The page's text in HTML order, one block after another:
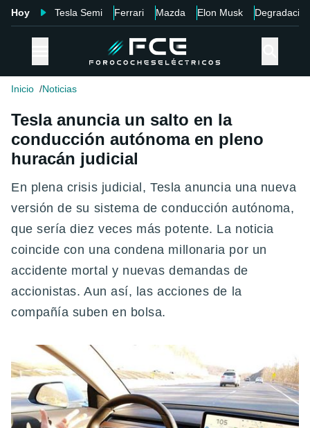
Hoy Tesla Semi Ferrari Mazda Elon Musk Degradación
Inicio Noticias
Tesla anuncia un salto en la
conducción autónoma en pleno
huracán judicial
En plena crisis judicial, Tesla anuncia una nueva
versión de su sistema de conducción autónoma,
que sería diez veces más potente. La noticia
coincide con una condena millonaria por un
accidente mortal y nuevas demandas de
accionistas. Aun así, las acciones de la
compañía suben en bolsa.